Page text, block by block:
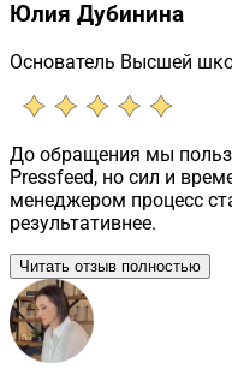
Юлия Дубинина
Основатель Высшей
До обращения мы
Pressfeed, но сил и
менеджером процесс
результативнее.
Читать отзыв полностью